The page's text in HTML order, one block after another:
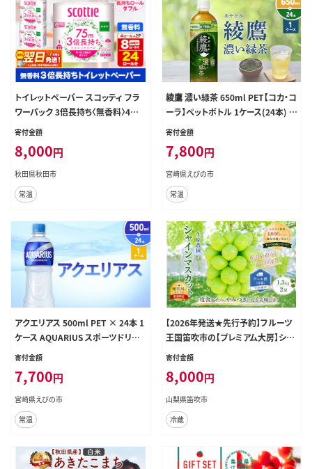
トイレットペーパー スコッティ フラ
ワーパック 3倍長持ち〈無香料〉4ロ
ール(ダブル)×2パック 秋田市オリ
ラワーパック トイレットペーパー 日
本製紙クレシア 新生活]
寄付金額
8,000円
秋田県秋田市
常温
綾鷹 濃い緑茶 650ml PET【コカ・コ
ーラ】ペットボトル 1ケース(24本) セ
ット お茶 緑茶 抹茶 日本茶 茶葉 カ
性表示食品 宮崎県 えびの市 送料無
料
寄付金額
7,800円
宮崎県えびの市
常温
アクエリアス 500ml PET × 24本 1
ケース AQUARIUS スポーツドリン
ク スポーツ飲料 ペットボトル 熱中
-Cola 運動 送料無料
寄付金額
7,700円
宮崎県えびの市
常温
【2026年発送★先行予約】フルーツ
王国笛吹市の【プレミアム大房】シャ
インマスカット1房700g以上 137-00
寄付金額
8,000円
山梨県笛吹市
冷蔵